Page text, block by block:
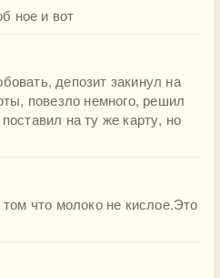
ное и вот
депозит закинул на
повезло немного, решил
на ту же карту, но
что молоко не кислое.Это